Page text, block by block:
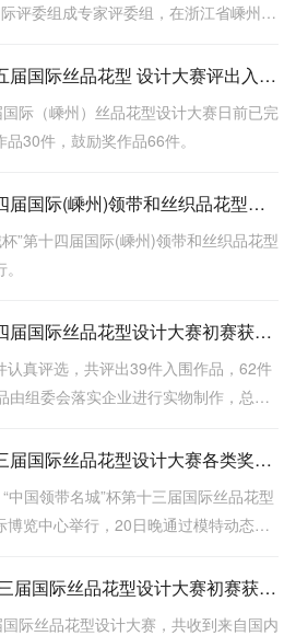
评委组成专家评委组，在浙江省嵊州市
“中国领带名城杯”第十五届国际丝品花型 设计大赛评出入围作品
际（嵊州）丝品花型设计大赛日前已完
30件，鼓励奖作品66件。
“中国领带名城杯”第十四届国际(嵊州)领带和丝织品花型设计大赛总决赛举行
”第十四届国际(嵊州)领带和丝织品花型
“中国领带名城”杯第十四届国际丝品花型设计大赛初赛获奖名单
认真评选，共评出39件入围作品，62件
由组委会落实企业进行实物制作，总决
“中国领带名城”杯第十三届国际丝品花型设计大赛各类奖项揭晓
国领带名城”杯第十三届国际丝品花型
览中心举行，20日晚通过模特动态展
“中国领带名城杯” 第十三届国际丝品花型设计大赛初赛获奖名单公布
际丝品花型设计大赛，共收到来自国内